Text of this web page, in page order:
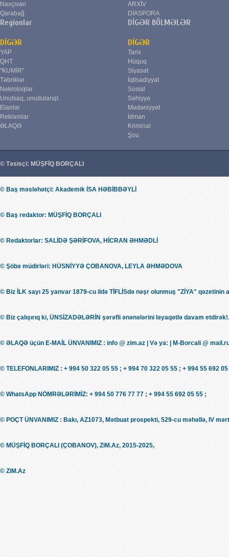
Naxçıvan
Qarabağ
Regionlar
ARXİV
DİASPORA
DİGƏR BÖLMƏLƏR
DİGƏR
YAP
QHT
"KUMİR"
Təbriklər
Nekroloqlar
Unutsaq, unudularıq!..
Elanlar
Reklamlar
ƏLAQƏ
DİGƏR
Tarix
Hüquq
Siyasət
İqtisadiyyat
Sosial
Səhiyyə
Mədəniyyət
İdman
Kriminal
Şou
© Təsisçi: MÜŞFİQ BORÇALI
© Baş məsləhətçi: Akademik İSA HƏBİBBƏYLİ
© Baş redaktor: MÜŞFİQ BORÇALI
© Redaktorlar: SALİDƏ ŞƏRİFOVA, HİCRAN ƏHMƏDLİ
© Şöbə müdirləri: HÜSNİYYƏ ÇOBANOVA, LEYLA ƏHMƏDOVA
© Biz İLK sayı 25 yanvar 1879-cu ildə TİFLİSdə nəşr olunmuş "ZİYA" qəzetinin
© Biz çalışırıq ki, ÜNSİZADƏLƏRİN şərəfli ənənələrini ləyaqətlə davam
© ƏLAQƏ üçün E-MAİL ÜNVANIMIZ : info @ zim.az | Və ya: | M-Borcali @
© TELEFONLARIMIZ : + 994 50 322 05 55 ; + 994 70 322 05 55 ; + 994 55 692
© WhatsApp NÖMRƏLƏRİMİZ: + 994 50 776 77 77 ; + 994 55 692 05 55 ;
© POÇT ÜNVANIMIZ : Bakı, AZ1073, Mətbuat prospekti, 529-cu məhəllə, IV
© MÜŞFİQ BORÇALI (ÇOBANOV), ZiM.Az, 2015-2025,
© ZiM.Az